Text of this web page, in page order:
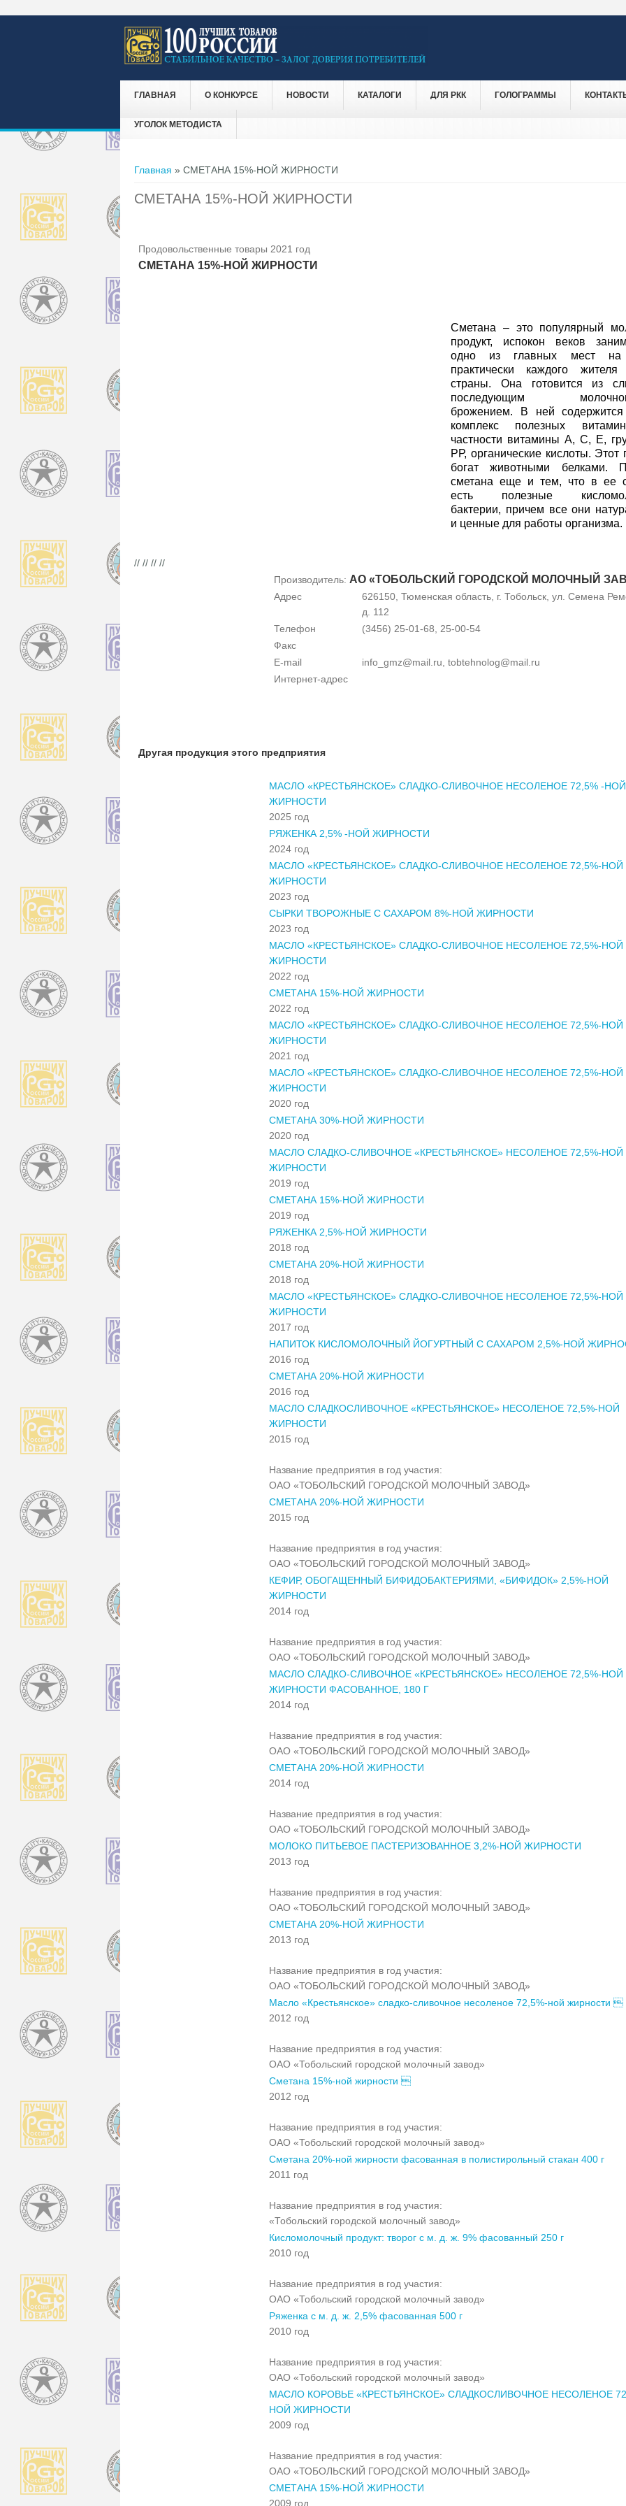
ГЛАВНАЯ О КОНКУРСЕ НОВОСТИ КАТАЛОГИ ДЛЯ РКК ГОЛОГРАММЫ
УГОЛОК МЕТОДИСТА
Вы здесь
Главная » СМЕТАНА 15%-НОЙ ЖИРНОСТИ
СМЕТАНА 15%-НОЙ ЖИРНОСТИ
Продовольственные товары 2021 год
СМЕТАНА 15%-НОЙ ЖИРНОСТИ
Сметана – это популярный
продукт, испокон веков
одно из главных мест на
практически каждого
страны. Она готовится из
последующим
брожением. В ней
комплекс полезных
частности витамины А, С, Е,
РР, органические кислоты. Этот
богат животными белками.
сметана еще и тем, что в ее
есть полезные
бактерии, причем все они
и ценные для работы организма.
// // // //
Производитель: АО «ТОБОЛЬСКИЙ ГОРОДСКОЙ МОЛОЧНЫЙ
Адрес
626150, Тюменская область, г. Тобольск, ул. Семена
д. 112
Телефон
(3456) 25-01-68, 25-00-54
Факс
E-mail
info_gmz@mail.ru, tobtehnolog@mail.ru
Интернет-адрес
Другая продукция этого предприятия
МАСЛО «КРЕСТЬЯНСКОЕ» СЛАДКО-СЛИВОЧНОЕ НЕСОЛЕНОЕ 72,5% -НОЙ
ЖИРНОСТИ
2025 год
РЯЖЕНКА 2,5% -НОЙ ЖИРНОСТИ
2024 год
МАСЛО «КРЕСТЬЯНСКОЕ» СЛАДКО-СЛИВОЧНОЕ НЕСОЛЕНОЕ 72,5%-НОЙ
ЖИРНОСТИ
2023 год
СЫРКИ ТВОРОЖНЫЕ С САХАРОМ 8%-НОЙ ЖИРНОСТИ
2023 год
МАСЛО «КРЕСТЬЯНСКОЕ» СЛАДКО-СЛИВОЧНОЕ НЕСОЛЕНОЕ 72,5%-НОЙ
ЖИРНОСТИ
2022 год
СМЕТАНА 15%-НОЙ ЖИРНОСТИ
2022 год
МАСЛО «КРЕСТЬЯНСКОЕ» СЛАДКО-СЛИВОЧНОЕ НЕСОЛЕНОЕ 72,5%-НОЙ
ЖИРНОСТИ
2021 год
МАСЛО «КРЕСТЬЯНСКОЕ» СЛАДКО-СЛИВОЧНОЕ НЕСОЛЕНОЕ 72,5%-НОЙ
ЖИРНОСТИ
2020 год
СМЕТАНА 30%-НОЙ ЖИРНОСТИ
2020 год
МАСЛО СЛАДКО-СЛИВОЧНОЕ «КРЕСТЬЯНСКОЕ» НЕСОЛЕНОЕ 72,5%-НОЙ
ЖИРНОСТИ
2019 год
СМЕТАНА 15%-НОЙ ЖИРНОСТИ
2019 год
РЯЖЕНКА 2,5%-НОЙ ЖИРНОСТИ
2018 год
СМЕТАНА 20%-НОЙ ЖИРНОСТИ
2018 год
МАСЛО «КРЕСТЬЯНСКОЕ» СЛАДКО-СЛИВОЧНОЕ НЕСОЛЕНОЕ 72,5%-НОЙ
ЖИРНОСТИ
2017 год
НАПИТОК КИСЛОМОЛОЧНЫЙ ЙОГУРТНЫЙ С САХАРОМ 2,5%-НОЙ
2016 год
СМЕТАНА 20%-НОЙ ЖИРНОСТИ
2016 год
МАСЛО СЛАДКОСЛИВОЧНОЕ «КРЕСТЬЯНСКОЕ» НЕСОЛЕНОЕ 72,5%-НОЙ
ЖИРНОСТИ
2015 год
Название предприятия в год участия:
ОАО «ТОБОЛЬСКИЙ ГОРОДСКОЙ МОЛОЧНЫЙ ЗАВОД»
СМЕТАНА 20%-НОЙ ЖИРНОСТИ
2015 год
Название предприятия в год участия:
ОАО «ТОБОЛЬСКИЙ ГОРОДСКОЙ МОЛОЧНЫЙ ЗАВОД»
КЕФИР, ОБОГАЩЕННЫЙ БИФИДОБАКТЕРИЯМИ, «БИФИДОК» 2,5%-НОЙ
ЖИРНОСТИ
2014 год
Название предприятия в год участия:
ОАО «ТОБОЛЬСКИЙ ГОРОДСКОЙ МОЛОЧНЫЙ ЗАВОД»
МАСЛО СЛАДКО-СЛИВОЧНОЕ «КРЕСТЬЯНСКОЕ» НЕСОЛЕНОЕ 72,5%-НОЙ
ЖИРНОСТИ ФАСОВАННОЕ, 180 Г
2014 год
Название предприятия в год участия:
ОАО «ТОБОЛЬСКИЙ ГОРОДСКОЙ МОЛОЧНЫЙ ЗАВОД»
СМЕТАНА 20%-НОЙ ЖИРНОСТИ
2014 год
Название предприятия в год участия:
ОАО «ТОБОЛЬСКИЙ ГОРОДСКОЙ МОЛОЧНЫЙ ЗАВОД»
МОЛОКО ПИТЬЕВОЕ ПАСТЕРИЗОВАННОЕ 3,2%-НОЙ ЖИРНОСТИ
2013 год
Название предприятия в год участия:
ОАО «ТОБОЛЬСКИЙ ГОРОДСКОЙ МОЛОЧНЫЙ ЗАВОД»
СМЕТАНА 20%-НОЙ ЖИРНОСТИ
2013 год
Название предприятия в год участия:
ОАО «ТОБОЛЬСКИЙ ГОРОДСКОЙ МОЛОЧНЫЙ ЗАВОД»
Масло «Крестьянское» сладко-сливочное несоленое 72,5%-ной жирности 
2012 год
Название предприятия в год участия:
ОАО «Тобольский городской молочный завод»
Сметана 15%-ной жирности 
2012 год
Название предприятия в год участия:
ОАО «Тобольский городской молочный завод»
Сметана 20%-ной жирности фасованная в полистирольный стакан 400 г
2011 год
Название предприятия в год участия:
«Тобольский городской молочный завод»
Кисломолочный продукт: творог с м. д. ж. 9% фасованный 250 г
2010 год
Название предприятия в год участия:
ОАО «Тобольский городской молочный завод»
Ряженка с м. д. ж. 2,5% фасованная 500 г
2010 год
Название предприятия в год участия:
ОАО «Тобольский городской молочный завод»
МАСЛО КОРОВЬЕ «КРЕСТЬЯНСКОЕ» СЛАДКОСЛИВОЧНОЕ НЕСОЛЕНОЕ
НОЙ ЖИРНОСТИ
2009 год
Название предприятия в год участия:
ОАО «ТОБОЛЬСКИЙ ГОРОДСКОЙ МОЛОЧНЫЙ ЗАВОД»
СМЕТАНА 15%-НОЙ ЖИРНОСТИ
2009 год